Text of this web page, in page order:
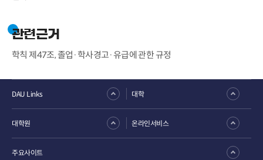
관련근거
학칙 제47조, 졸업·학사경고·유급에 관한 규정
DAU Links 대학
대학원 온라인서비스
주요사이트